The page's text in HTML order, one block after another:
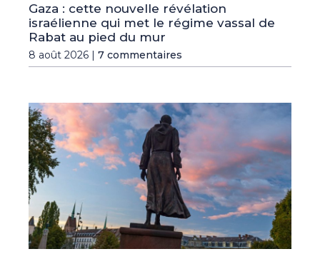
Gaza : cette nouvelle révélation
israélienne qui met le régime vassal de
Rabat au pied du mur
8 août 2026 | 7 commentaires